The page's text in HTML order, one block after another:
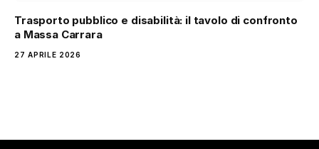
Trasporto pubblico e disabilità: il tavolo di confronto
a Massa Carrara
27 APRILE 2026